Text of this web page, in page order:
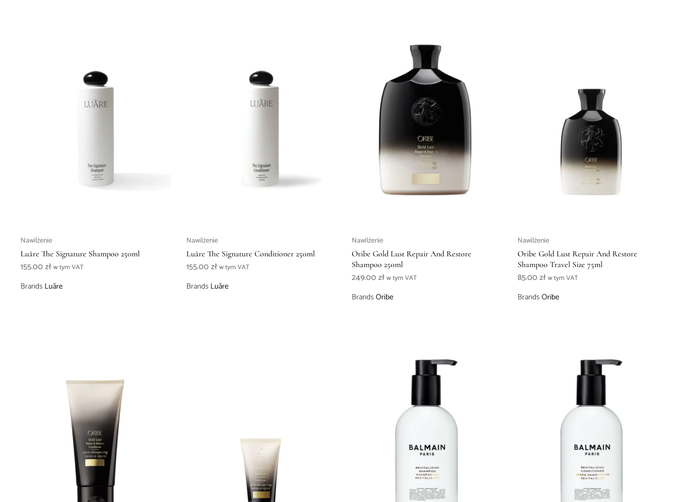
Nawilżenie
Luãre The Signature Shampoo 250ml
155.00złw tym VAT
Brands Luãre
Nawilżenie
Luãre The Signature Conditioner 250ml
155.00zł w tym VAT
Brands Luãre
Nawilżenie
Oribe Gold Lust Repair And Restore
Shampoo 250ml
249.00złw tym VAT
BrandsOribe
Nawilżenie
Oribe Gold Lust Repair And Restore
Shampoo Travel Size 75ml
85.00zł w tym VAT
BrandsOribe